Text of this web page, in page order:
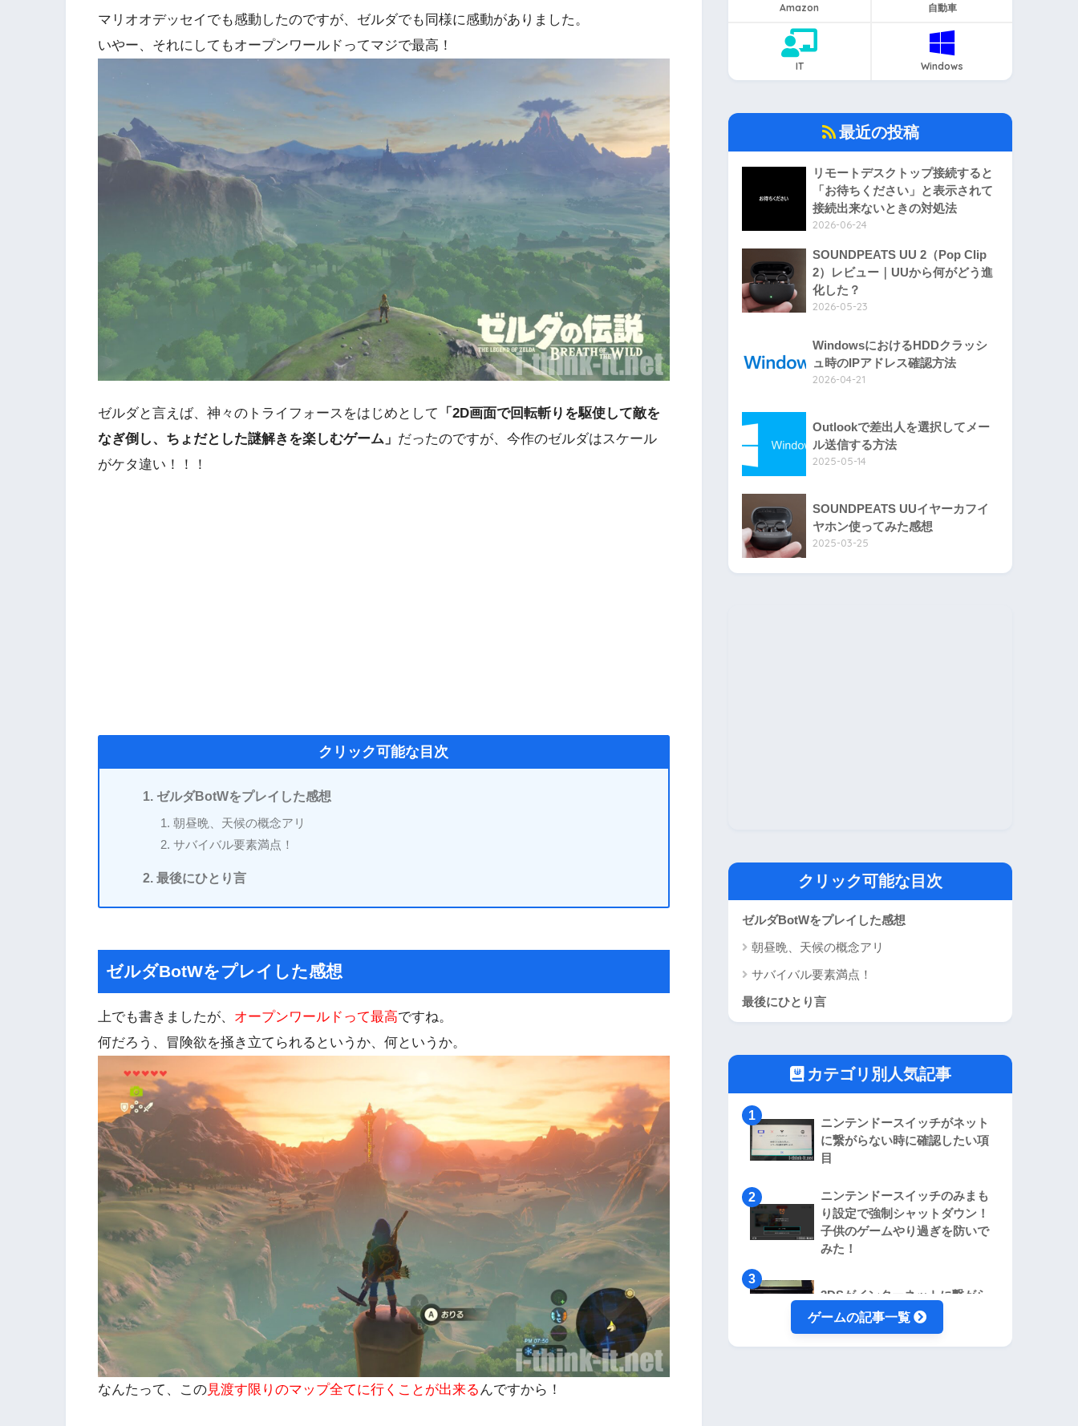
マリオオデッセイでも感動したのですが、ゼルダでも同様に感動がありました。
いやー、それにしてもオープンワールドってマジで最高！
ゼルダと言えば、神々のトライフォースをはじめとして
「2D画面で回転斬りを駆使して敵を
なぎ倒し、ちょだとした謎解きを楽しむゲーム」 だったのですが、今作のゼルダはスケール
がケタ違い！！！
クリック可能な目次
ゼルダBotWをプレイした感想
朝昼晩、天候の概念アリ
サバイバル要素満点！
最後にひとり言
ゼルダBotWをプレイした感想
上でも書きましたが、 オープンワールドって最高ですね。
何だろう、冒険欲を掻き立てられるというか、何というか。
なんたって、この見渡す限りのマップ全てに行くことが出来るんですから！
Amazon 自動車
IT Windows
最近の投稿
リモートデスクトップ接続すると
「お待ちください」と表示されて
接続出来ないときの対処法
2026-06-24
SOUNDPEATS UU 2（Pop Clip
2）レビュー｜UUから何がどう進
化した？
2026-05-23
WindowsにおけるHDDクラッシ
ュ時のIPアドレス確認方法
2026-04-21
Outlookで差出人を選択してメー
ル送信する方法
2025-05-14
SOUNDPEATS UUイヤーカフイ
ヤホン使ってみた感想
2025-03-25
クリック可能な目次
ゼルダBotWをプレイした感想
朝昼晩、天候の概念アリ
サバイバル要素満点！
最後にひとり言
カテゴリ別人気記事
ニンテンドースイッチがネット
に繋がらない時に確認したい項
目
ニンテンドースイッチのみまも
り設定で強制シャットダウン！
子供のゲームやり過ぎを防いで
みた！
3DSがインターネットに繋がら
ない時に確認したい項目4個！
ゲームの記事一覧